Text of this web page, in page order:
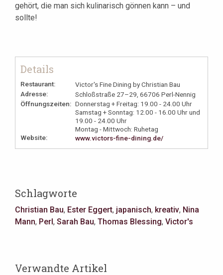
gehört, die man sich kulinarisch gönnen kann – und
sollte!
Details
Restaurant:
Victor's Fine Dining by Christian Bau
Adresse:
Schloßstraße 27–29, 66706 Perl-Nennig
Öffnungszeiten: Donnerstag + Freitag: 19.00 - 24.00 Uhr
Samstag + Sonntag: 12.00 - 16.00 Uhr und
19.00 - 24.00 Uhr
Montag - Mittwoch: Ruhetag
Website:
www.victors-fine-dining.de/
Schlagworte
Christian Bau, Ester Eggert, japanisch, kreativ, Nina
Mann, Perl, Sarah Bau, Thomas Blessing, Victor's
Verwandte Artikel